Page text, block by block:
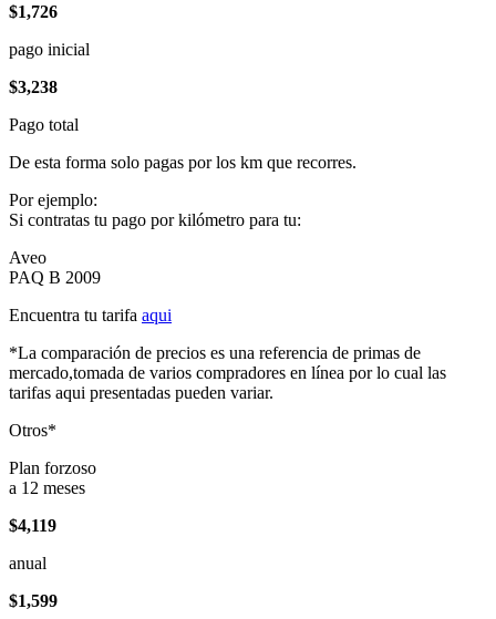
$1,726
pago inicial
$3,238
Pago total
De esta forma solo pagas por los km que recorres.
Por ejemplo:
Si contratas tu pago por kilómetro para tu:
Aveo
PAQ B 2009
Encuentra tu tarifa aqui
*La comparación de precios es una referencia de primas de
mercado,tomada de varios compradores en línea por lo cual las
tarifas aqui presentadas pueden variar.
Otros*
Plan forzoso
a 12 meses
$4,119
anual
$1,599